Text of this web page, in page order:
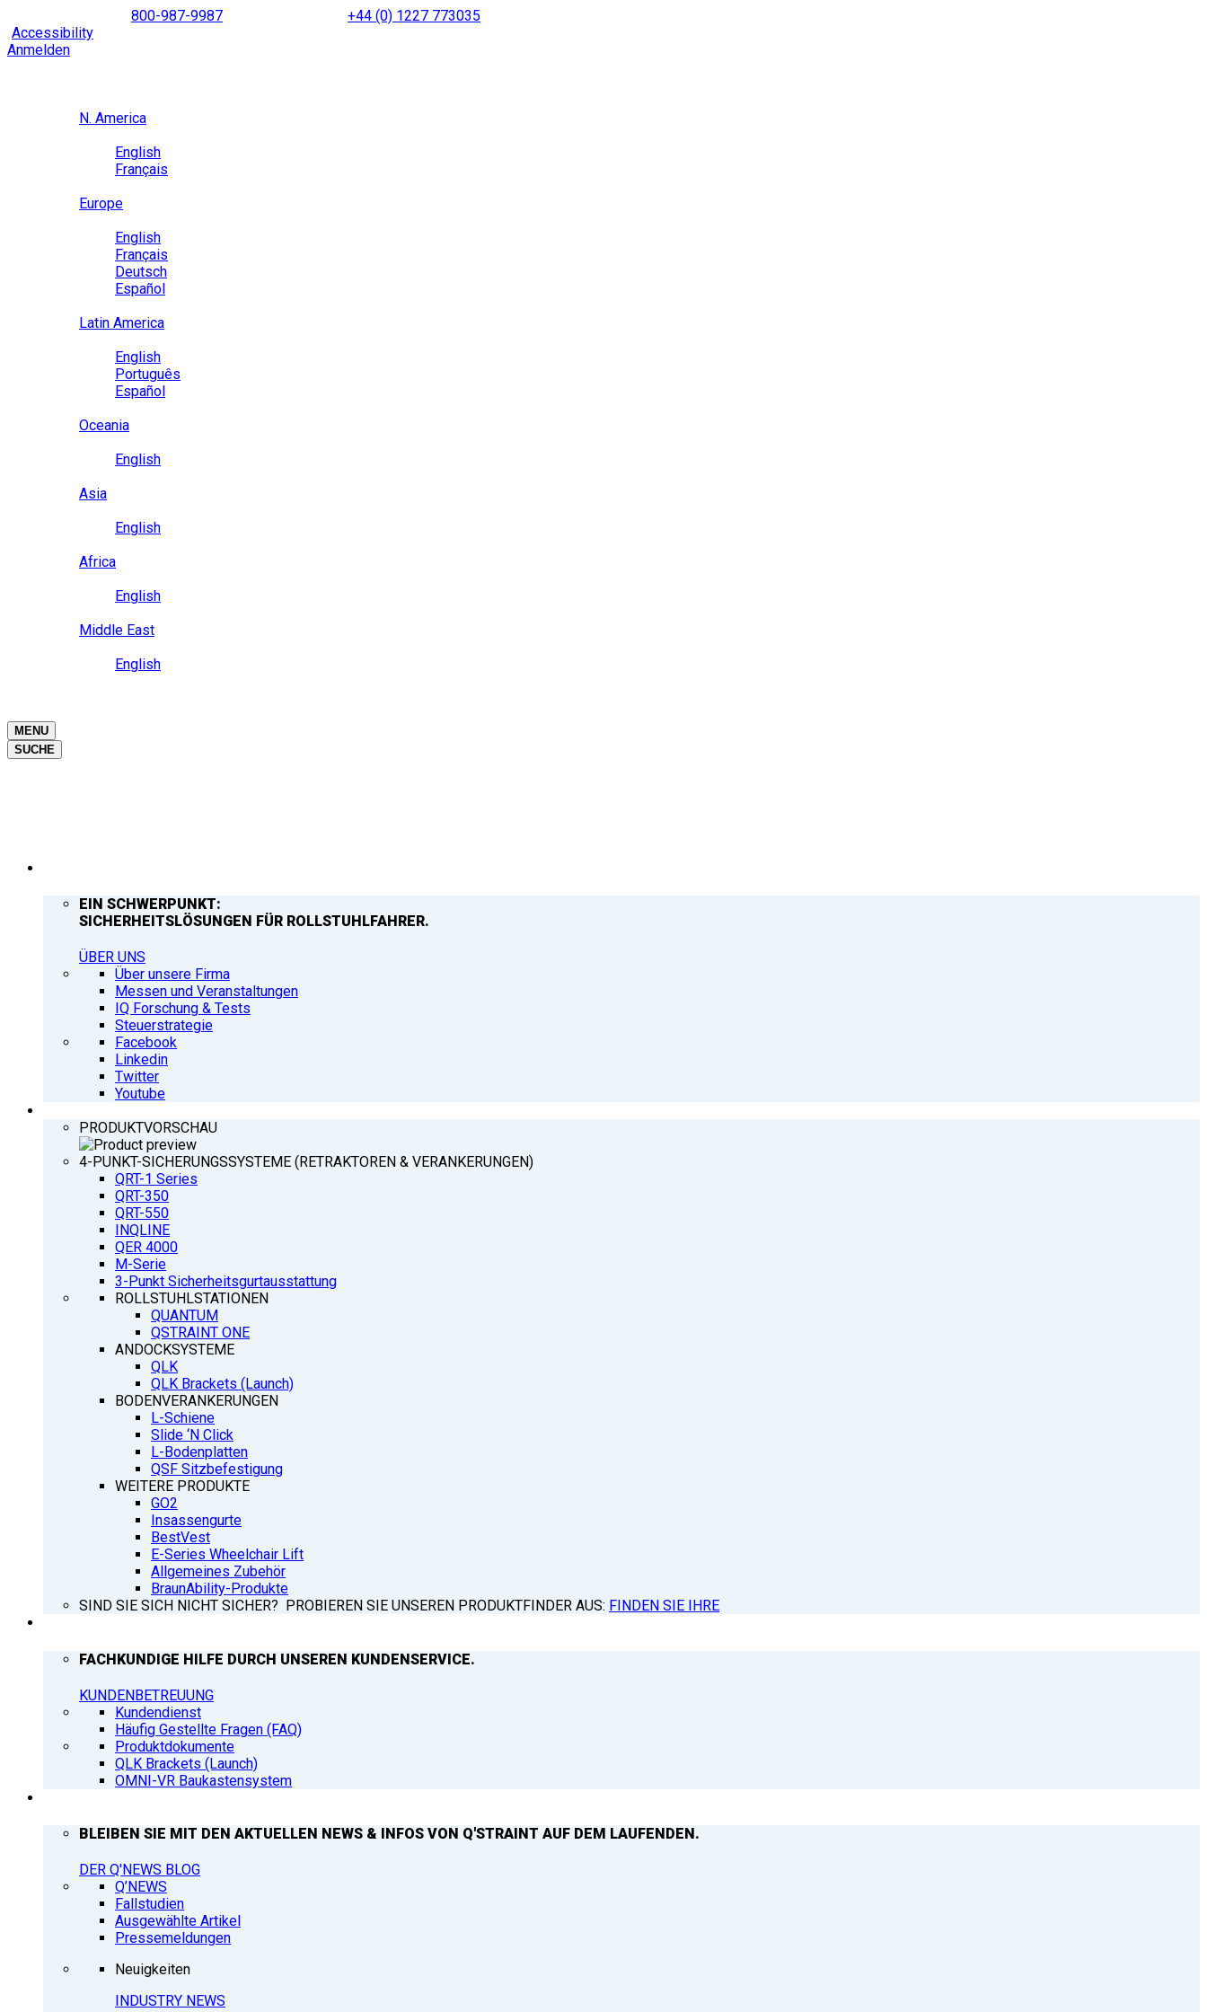
to
content
800-987-9987
+44 (0) 1227 773035
Accessibility
Anmelden
N. America
English
Français
Europe
English
Français
Deutsch
Español
Latin America
English
Português
Español
Oceania
English
Asia
English
Africa
English
Middle East
English
MENU
SUCHE
EIN SCHWERPUNKT:
SICHERHEITSLÖSUNGEN FÜR ROLLSTUHLFAHRER.
ÜBER UNS
Über unsere Firma
Messen und Veranstaltungen
IQ Forschung & Tests
Steuerstrategie
Facebook
Linkedin
Twitter
Youtube
PRODUKTVORSCHAU
4-PUNKT-SICHERUNGSSYSTEME (RETRAKTOREN & VERANKERUNGEN)
QRT-1 Series
QRT-350
QRT-550
INQLINE
QER 4000
M-Serie
3-Punkt Sicherheitsgurtausstattung
ROLLSTUHLSTATIONEN
QUANTUM
QSTRAINT ONE
ANDOCKSYSTEME
QLK
QLK Brackets (Launch)
BODENVERANKERUNGEN
L-Schiene
Slide ‘N Click
L-Bodenplatten
QSF Sitzbefestigung
WEITERE PRODUKTE
GO2
Insassengurte
BestVest
E-Series Wheelchair Lift
Allgemeines Zubehör
BraunAbility-Produkte
SIND SIE SICH NICHT SICHER? PROBIEREN SIE UNSEREN PRODUKTFINDER AUS: FINDEN SIE IHRE
FACHKUNDIGE HILFE DURCH UNSEREN KUNDENSERVICE.
KUNDENBETREUUNG
Kundendienst
Häufig Gestellte Fragen (FAQ)
Produktdokumente
QLK Brackets (Launch)
OMNI-VR Baukastensystem
BLEIBEN SIE MIT DEN AKTUELLEN NEWS & INFOS VON Q'STRAINT AUF DEM LAUFENDEN.
DER Q'NEWS BLOG
Q’NEWS
Fallstudien
Ausgewählte Artikel
Pressemeldungen
Neuigkeiten
INDUSTRY NEWS